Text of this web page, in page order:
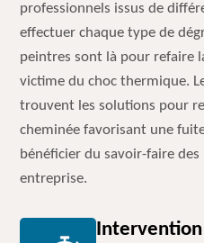
professionnels issus de
effectuer chaque type de
peintres sont là pour refaire
victime du choc thermique.
trouvent les solutions pour
cheminée favorisant une
bénéficier du savoir-faire
entreprise.
Intervention